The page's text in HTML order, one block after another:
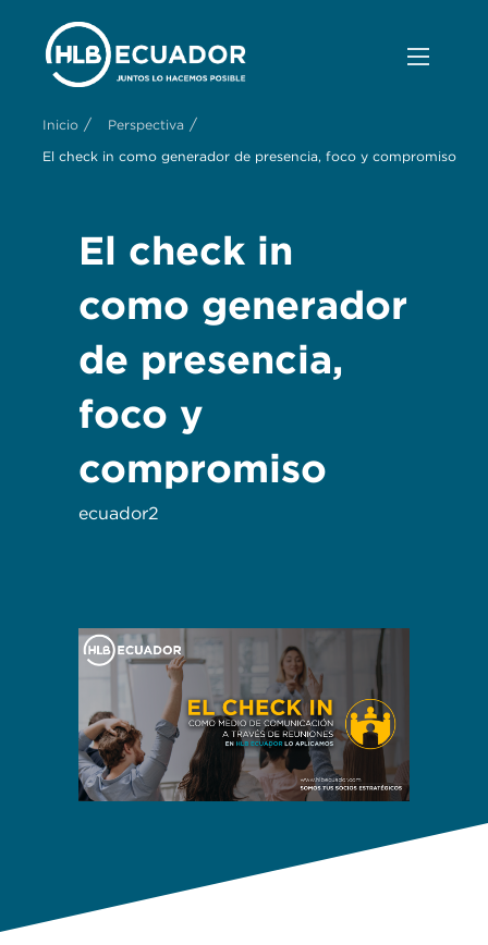
Inicio / Perspectiva /
El check in como generador de presencia, foco y compromiso
El check in
como generador
de presencia,
foco y
compromiso
ecuador2